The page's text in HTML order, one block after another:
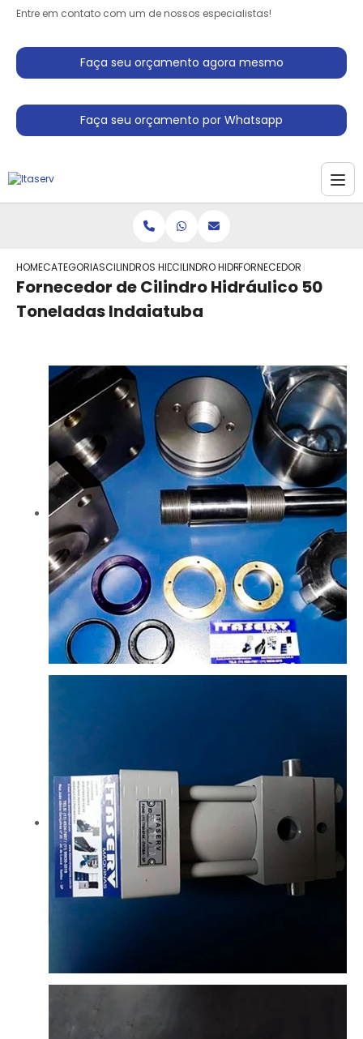
Entre em contato com um de nossos especialistas!
Faça seu orçamento agora mesmo
Faça seu orçamento por Whatsapp
HOMECATEGORIASCILINDROS HIDRAULICOCILINDRO HIDRAULICOFORNECEDOR DE
Fornecedor de Cilindro Hidráulico 50
Toneladas Indaiatuba